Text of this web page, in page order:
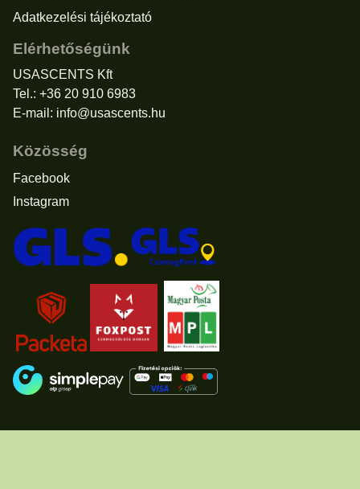
Adatkezelési tájékoztató
Elérhetőségünk
USASCENTS Kft
Tel.: +36 20 910 6983
E-mail: info@usascents.hu
Közösség
Facebook
Instagram